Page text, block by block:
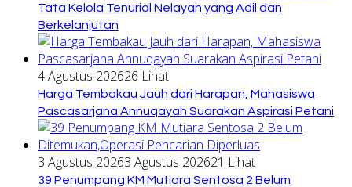
Tata Kelola Tenurial Nelayan yang Adil dan
Berkelanjutan
4 Agustus 202626 Lihat
Harga Tembakau Jauh dari Harapan, Mahasiswa
Pascasarjana Annuqayah Suarakan Aspirasi Petani
3 Agustus 20263 Agustus 202621 Lihat
39 Penumpang KM Mutiara Sentosa 2 Belum